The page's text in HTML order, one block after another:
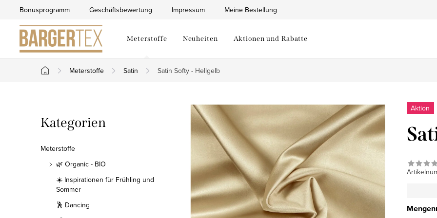
springen
Bonusprogramm Geschäftsbewertung Impressum Meine Bestellung
Meterstoffe Neuheiten Aktionen und Rabatte
Startseite
Meterstoffe Satin Satin Softy - Hellgelb
e
i
Kategorien
überspringen
Kategorien
Meterstoffe
🌿 Organic - BIO
☀️ Inspirationen für Frühling und
Sommer
🕺 Dancing
Aktion